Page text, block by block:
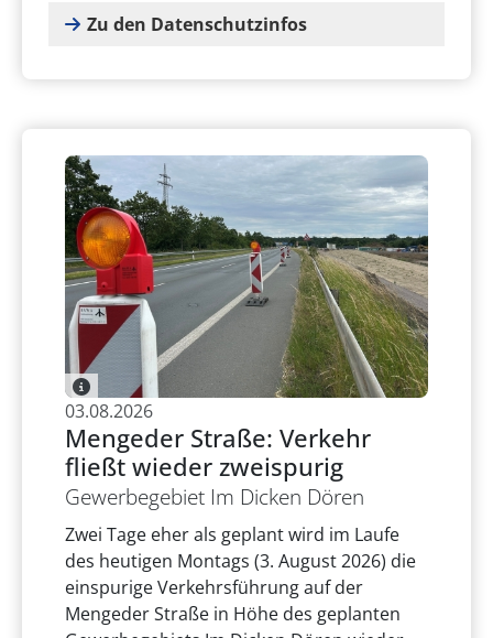
Zu den Datenschutzinfos
03.08.2026
Mengeder Straße: Verkehr
fließt wieder zweispurig
Gewerbegebiet Im Dicken Dören
Zwei Tage eher als geplant wird im Laufe
des heutigen Montags (3. August 2026) die
einspurige Verkehrsführung auf der
Mengeder Straße in Höhe des geplanten